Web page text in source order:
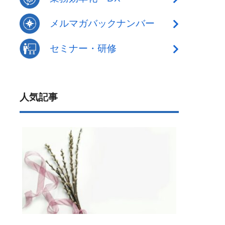
メルマガバックナンバー
セミナー・研修
人気記事